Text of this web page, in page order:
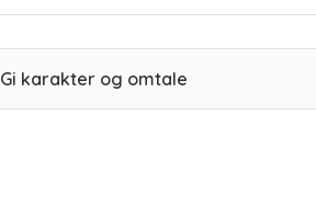
Gi karakter og omtale